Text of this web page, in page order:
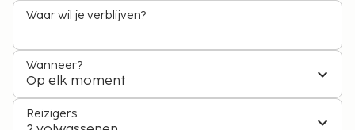
Waar wil je verblijven?
Wanneer?
Op elk moment
Reizigers